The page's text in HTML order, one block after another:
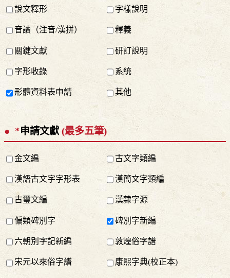
說文釋形 字樣說明
音讀（注音/漢拼） 釋義
關鍵文獻 研訂說明
字形收錄 系統
形體資料表申請 其他
*申請文獻 (最多五筆)
金文編 古文字類編
漢語古文字字形表 漢簡文字類編
古璽文編 漢隸字源
偏類碑別字 碑別字新編
六朝別字記新編 敦煌俗字譜
宋元以來俗字譜 康熙字典(校正本)